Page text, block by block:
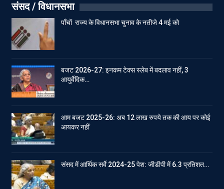
संसद / विधानसभा
पाँचों राज्य के विधानसभा चुनाव के नतीजे 4 मई को
बजट 2026-27: इनकम टेक्स स्लेब में बदलाव नहीं, 3
आयुर्वेदिक…
आम बजट 2025-26: अब 12 लाख रुपये तक की आय पर कोई
आयकर नहीं
संसद में आर्थिक सर्वे 2024-25 पेश: जीडीपी में 6.3 प्रतिशत…